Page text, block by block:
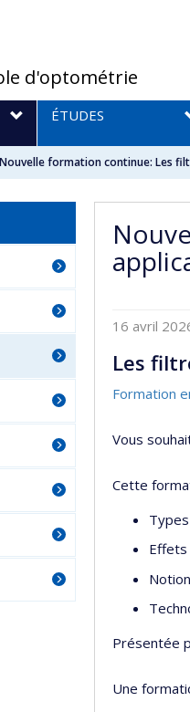
d'optométrie
ÉTUDES
Nouvelle formation continue: Les
16 avril
Les
Formation
Vous
Cette
Effets
Présentée
Une